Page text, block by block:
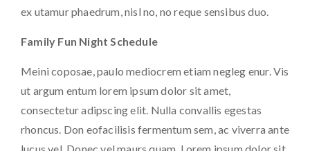
ex utamur phaedrum, nisl no, no reque sensibus duo.
Family Fun Night Schedule
Meini coposae, paulo mediocrem etiam negleg enur. Vis
ut argum entum lorem ipsum dolor sit amet,
consectetur adipscing elit. Nulla convallis egestas
rhoncus. Don eofacilisis fermentum sem, ac viverra ante